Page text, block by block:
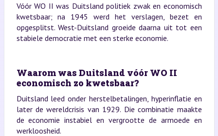
Vóór WO II was Duitsland politiek zwak en economisch
kwetsbaar; na 1945 werd het verslagen, bezet en
opgesplitst. West-Duitsland groeide daarna uit tot een
stabiele democratie met een sterke economie.
Waarom was Duitsland vóór WO II
economisch zo kwetsbaar?
Duitsland leed onder herstelbetalingen, hyperinflatie en
later de wereldcrisis van 1929. Die combinatie maakte
de economie instabiel en vergrootte de armoede en
werkloosheid.